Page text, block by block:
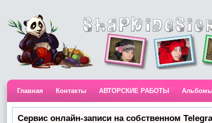
Главная Контакты АВТОРСКИЕ РАБОТЫ
Сервис онлайн-записи на собственном